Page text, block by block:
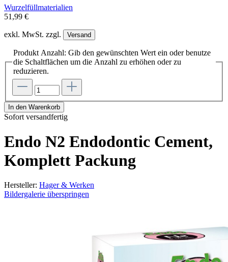
Wurzelfüllmaterialien
51,99 €
exkl. MwSt. zzgl. Versand
Produkt Anzahl: Gib den gewünschten Wert ein oder benutze
die Schaltflächen um die Anzahl zu erhöhen oder zu
reduzieren.
In den Warenkorb
Sofort versandfertig
Endo N2 Endodontic Cement,
Komplett Packung
Hersteller: Hager & Werken
Bildergalerie überspringen